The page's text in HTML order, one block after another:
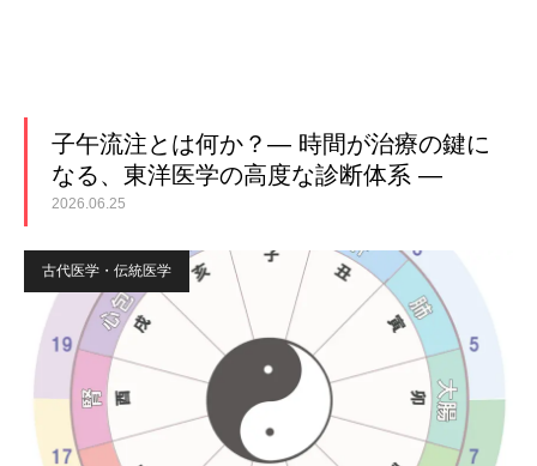
子午流注とは何か？― 時間が治療の鍵に
なる、東洋医学の高度な診断体系 ―
2026.06.25
古代医学・伝統医学